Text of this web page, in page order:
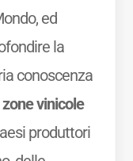
ed
la
conoscenza
zone vinicole
produttori